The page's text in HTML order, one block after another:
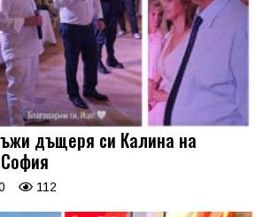
дъщеря си Калина на
112